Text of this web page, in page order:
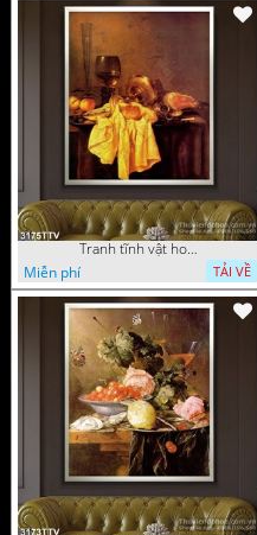
Tranh tĩnh vật hoa quả sơn dầu trang trí đẹp
Miễn phí
TẢI VỀ